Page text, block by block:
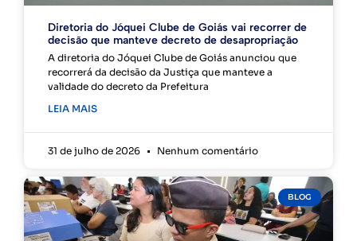
Diretoria do Jóquei Clube de Goiás vai recorrer de
decisão que manteve decreto de desapropriação
A diretoria do Jóquei Clube de Goiás anunciou que
recorrerá da decisão da Justiça que manteve a
validade do decreto da Prefeitura
LEIA MAIS
31 de julho de 2026 Nenhum comentário
BLOG